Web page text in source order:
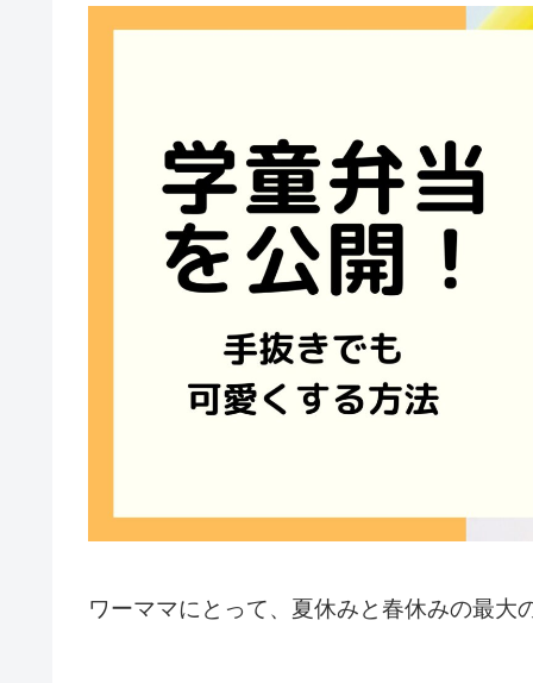
ワーママにとって、夏休みと春休みの最大